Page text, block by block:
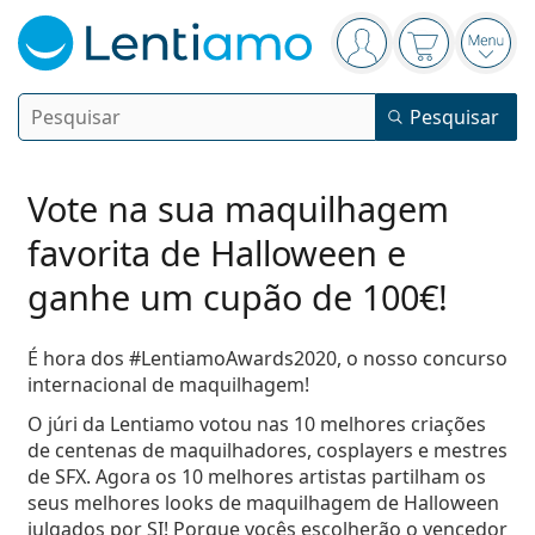
Painel de navegação
está conectado
O cestoAbrir
Pesquisar
Pesquisar
Iniciar sessão
Lentes de contacto
Frequência de uso
Diárias
Semanais
Lentilhas mensais
Trimestrais
Tipo
Esféricas e asféricas
Progressivas para presbiopia
De hidrogel de silicone
Marca
Biofinity
Dailies
Líquidos
Gotas para os olhos
Inspiração e dicas
Como comprar lentes de contacto online
Todas as lentes de contacto
Líquidos
Multiusos
Peróxido
Sem conservantes
Por tamanho
de 50 a 120 ml
de 225 a 500 ml
Preço melhorado
Pack duplo
Óculos graduados
Tipo
Mulher Homem Crianças
Ofertas especiais
Novidades
Edição limitada
Tipo
Óculos graduados
Marca
Óculos de sol
Tipo
Mulher Homem Crianças
Ofertas especiais
Óculos de filtro azul
Vote na sua maquilhagem
favorita de Halloween e
ganhe um cupão de 100€!
É hora dos #LentiamoAwards2020, o nosso concurso
internacional de maquilhagem!
O júri da Lentiamo votou nas 10 melhores criações
de centenas de maquilhadores, cosplayers e mestres
de SFX. Agora os 10 melhores artistas partilham os
seus melhores looks de maquilhagem de Halloween
julgados por SI! Porque vocês escolherão o vencedor